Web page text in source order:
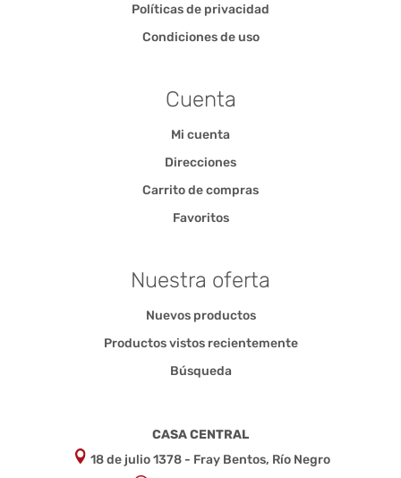
Políticas de privacidad
Condiciones de uso
Cuenta
Mi cuenta
Direcciones
Carrito de compras
Favoritos
Nuestra oferta
Nuevos productos
Productos vistos recientemente
Búsqueda
CASA CENTRAL
18 de julio 1378 - Fray Bentos, Río Negro